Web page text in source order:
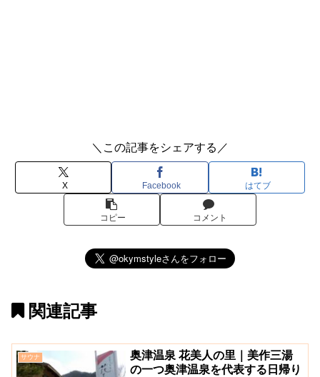
＼この記事をシェアする／
X Facebook はてブ
コピー コメント
関連記事
サウナ
奥津温泉 花美人の里｜美作三湯
の一つ奥津温泉を代表する日帰り